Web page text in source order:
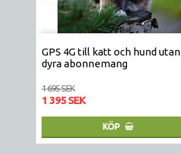
GPS 4G till katt och hund utan
dyra abonnemang
1 695 SEK
1 395 SEK
KÖP